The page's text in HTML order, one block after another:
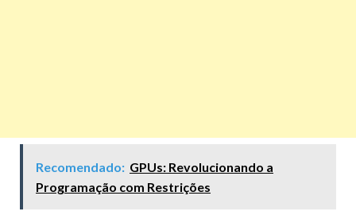
Recomendado: GPUs: Revolucionando a
Programação com Restrições